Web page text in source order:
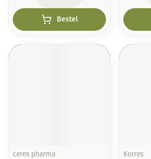
Bestel
ceres pharma Korres